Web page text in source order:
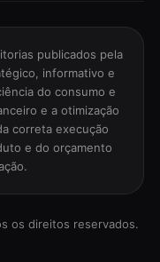
publicados pela
informativo e
do consumo e
e a otimização
correta execução
e do orçamento
os direitos reservados.